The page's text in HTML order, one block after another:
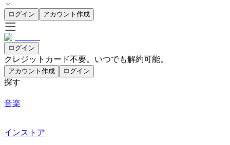
ログイン アカウント作成
ログイン
クレジットカード不要。いつでも解約可能。
アカウント作成 ログイン
探す
音楽
インストア